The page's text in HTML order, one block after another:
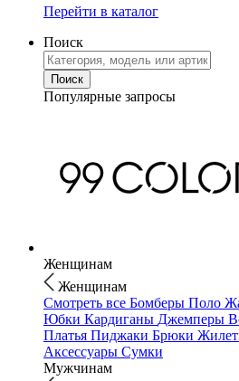
Перейти в каталог
Поиск
Популярные запросы
Женщинам
Женщинам
Смотреть все Бомберы Поло
Юбки Кардиганы Джемперы
Платья Пиджаки Брюки
Аксессуары Сумки
Мужчинам